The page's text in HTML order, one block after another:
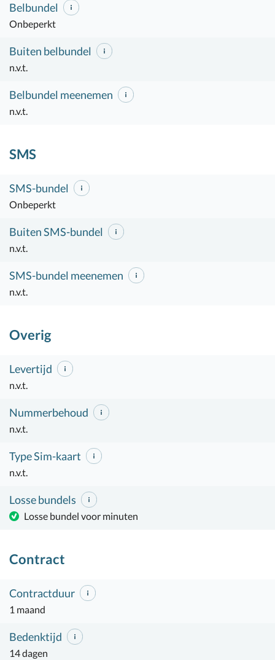
Belbundel
Onbeperkt
Buiten belbundel
n.v.t.
Belbundel meenemen
n.v.t.
SMS
SMS-bundel
Onbeperkt
Buiten SMS-bundel
n.v.t.
SMS-bundel meenemen
n.v.t.
Overig
Levertijd
n.v.t.
Nummerbehoud
n.v.t.
Type Sim-kaart
n.v.t.
Losse bundels
Losse bundel voor minuten
Contract
Contractduur
1 maand
Bedenktijd
14 dagen